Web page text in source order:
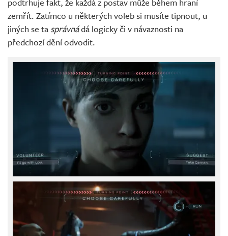
zemřít. Zatímco u některých voleb si musíte tipnout, u
jiných se tasprávnádá logicky či v návaznosti na
předchozí dění odvodit.